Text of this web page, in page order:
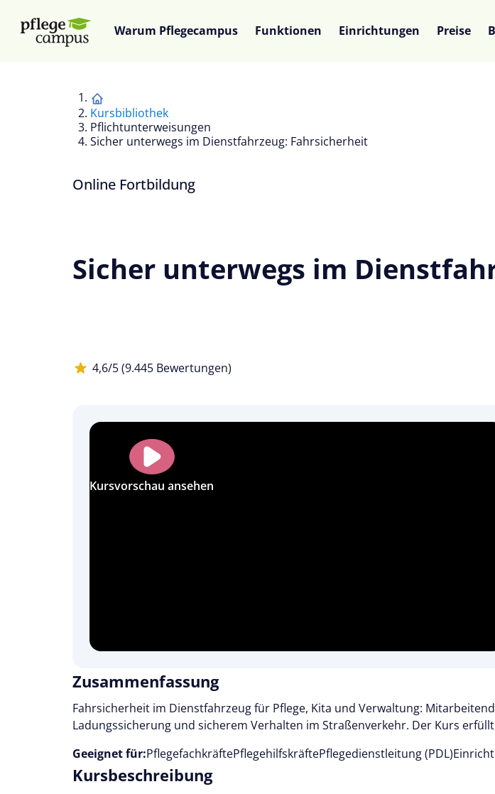
Warum Pflegecampus Funktionen Einrichtungen Preise
Kursbibliothek
Pflichtunterweisungen
Sicher unterwegs im Dienstfahrzeug: Fahrsicherheit
Online Fortbildung
Sicher unterwegs im
4,6/5 (9.445 Bewertungen)
Kursvorschau ansehen
Zusammenfassung
Fahrsicherheit im Dienstfahrzeug für Pflege, Kita und Verwaltung:
Ladungssicherung und sicherem Verhalten im Straßenverkehr. Der Kurs
Geeignet für:PflegefachkräftePflegehilfskräftePflegedienstleitung (PDL)
Kursbeschreibung